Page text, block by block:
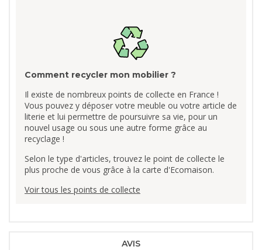
Comment recycler mon mobilier ?
Il existe de nombreux points de collecte en France !
Vous pouvez y déposer votre meuble ou votre article de
literie et lui permettre de poursuivre sa vie, pour un
nouvel usage ou sous une autre forme grâce au
recyclage !
Selon le type d'articles, trouvez le point de collecte le
plus proche de vous grâce à la carte d'Ecomaison.
Voir tous les points de collecte
AVIS